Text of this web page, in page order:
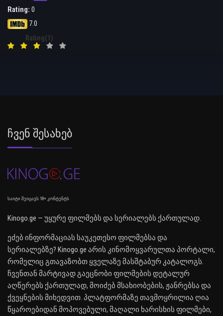
Rating: 0
7.0
Rating(1)
Ჩვენ Შესახებ
საიტი შეიცავს 18+ კონტენტს
Kinogo.ge — უყურე ფილმებს და სერიალებს ქართულად.
ეძებ ინფორმაციას საუკეთესო ფილმებსა და
სერიალებზე? Kinogo.ge არის კინომოყვარულთა პორტალი,
რომელიც გთავაზობთ ყველაზე მასშტაბურ კატალოგს.
ჩვენთან მარტივად გაეცნობი ფილმების დეტალურ
აღწერებს ქართულად, მოიძებ მსახიობების, ჟანრებსა და
ქვეყნების მიხედვით. პლატფორმაზე თავმოყრილია ღია
წყაროებიდან მოპოვებული, მაღალი ხარისხის ფილმები,